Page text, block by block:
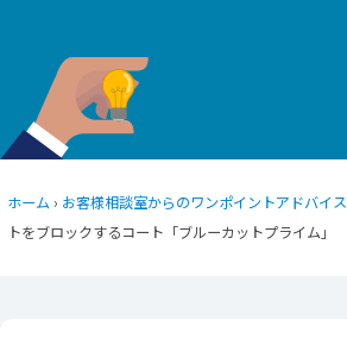
ホーム › お客様相談室からのワンポイントアドバイス
トをブロックするコート「ブルーカットプライム」